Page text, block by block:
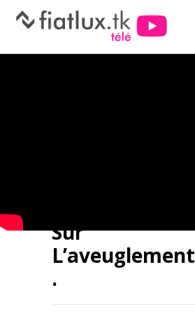
Sur
L’aveuglement
.